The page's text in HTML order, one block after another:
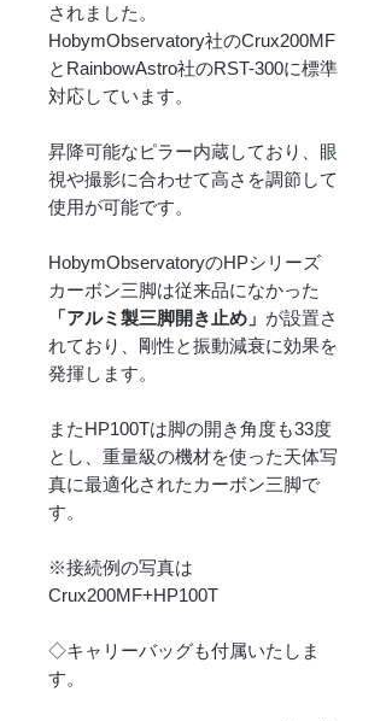
されました。
HobymObservatory社のCrux200MF
とRainbowAstro社のRST-300に標準
対応しています。
昇降可能なピラー内蔵しており、眼
視や撮影に合わせて高さを調節して
使用が可能です。
HobymObservatoryの​​HPシリーズ
カーボン三脚は従来品になかった
「アルミ製三脚開き止め」 が設置さ
れており、剛性と振動減衰に効果を
発揮します。​​
またHP100Tは脚の開き角度も33度
とし、重量級の機材を使った天体写
真に最適化されたカーボン三脚で
す。
※接続例の写真は
Crux200MF+HP100T​​​​​
◇キャリーバッグも付属いたしま
す。